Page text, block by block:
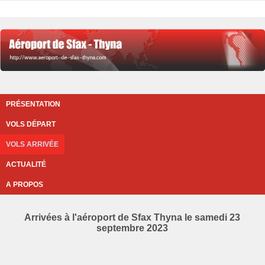
PRÉSENTATION
VOLS DÉPART
VOLS ARRIVÉE
ACTUALITÉ
A PROPOS
Arrivées à l'aéroport de Sfax Thyna le samedi 23
septembre 2023